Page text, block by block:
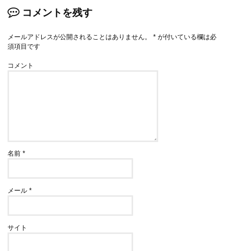
コメントを残す
メールアドレスが公開されることはありません。 * が付いている欄は必
須項目です
コメント
名前*
メール*
サイト